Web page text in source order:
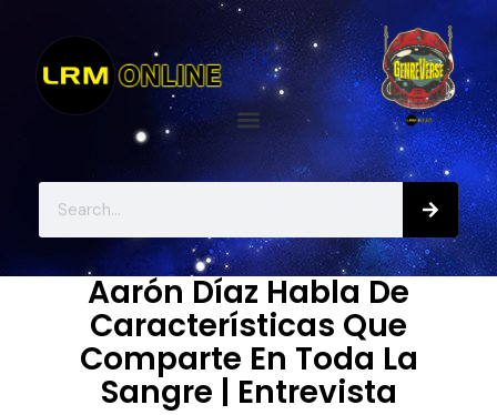
Aarón Díaz Habla De
Características Que
Comparte En Toda La
Sangre | Entrevista